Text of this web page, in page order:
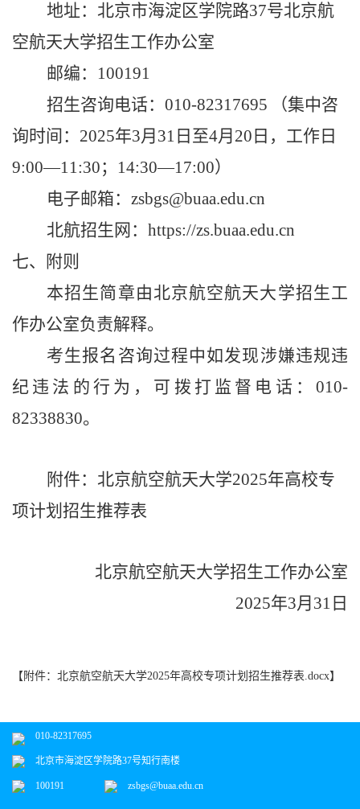
地址：北京市海淀区学院路37号北京航
空航天大学招生工作办公室
邮编： 100191
招生咨询电话：010-82317695 （集中咨
询时间： 2025年3月 31 日至4月 20 日 ， 工作日
9:00—11:30；14:30—17:00）
电子邮箱：zsbgs@buaa.edu.cn
北航招生网：https://zs.buaa.edu.cn
七、
附则
本招生简章由北京航空航天大学招生工
作办公室负责解释。
考生报名咨询过程中如发现涉嫌违规违
纪违法的 行为 ，可拨打监督电话： 010-
82338830。
附件：北京航空航天大学2025年高校专
项计划招生推荐表
北京航空航天大学招生工作办公室
2025年3月 31 日
【 附件：北京航空航天大学2025年高校专项计划招生推荐表.docx】
010-82317695
北京市海淀区学院路37号知行南楼
100191 zsbgs@buaa.edu.cn